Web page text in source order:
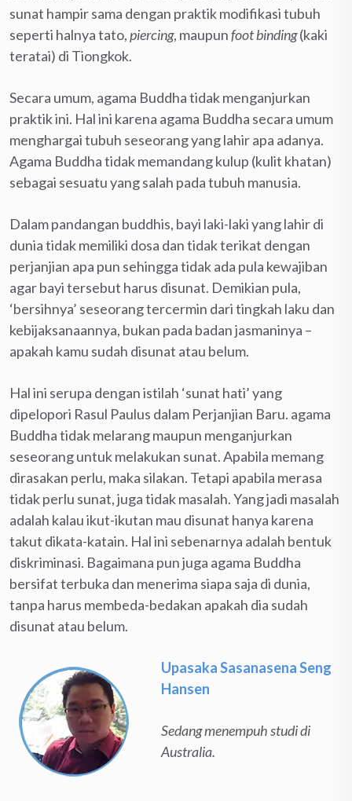
sunat hampir sama dengan praktik modifikasi tubuh
seperti halnya tato,piercing, maupunfoot binding(kaki
teratai) di Tiongkok.
Secara umum, agama Buddha tidak menganjurkan
praktik ini. Hal ini karena agama Buddha secara umum
menghargai tubuh seseorang yang lahir apa adanya.
Agama Buddha tidak memandang kulup (kulit khatan)
sebagai sesuatu yang salah pada tubuh manusia.
Dalam pandangan buddhis, bayi laki-laki yang lahir di
dunia tidak memiliki dosa dan tidak terikat dengan
perjanjian apa pun sehingga tidak ada pula kewajiban
agar bayi tersebut harus disunat. Demikian pula,
‘bersihnya’ seseorang tercermin dari tingkah laku dan
kebijaksanaannya, bukan pada badan jasmaninya –
apakah kamu sudah disunat atau belum.
Hal ini serupa dengan istilah ‘sunat hati’ yang
dipelopori Rasul Paulus dalam Perjanjian Baru. agama
Buddha tidak melarang maupun menganjurkan
seseorang untuk melakukan sunat. Apabila memang
dirasakan perlu, maka silakan. Tetapi apabila merasa
tidak perlu sunat, juga tidak masalah. Yang jadi masalah
adalah kalau ikut-ikutan mau disunat hanya karena
takut dikata-katain. Hal ini sebenarnya adalah bentuk
diskriminasi. Bagaimana pun juga agama Buddha
bersifat terbuka dan menerima siapa saja di dunia,
tanpa harus membeda-bedakan apakah dia sudah
disunat atau belum.
Upasaka Sasanasena Seng
Hansen
Sedang menempuh studi di
Australia.